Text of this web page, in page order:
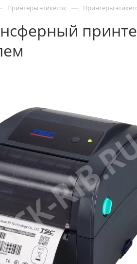
Принтеры этикеток — Принтеры